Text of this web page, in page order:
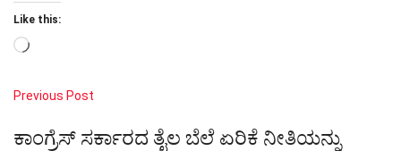
Like this:
Loading…
Previous Post
ಕಾಂಗ್ರೆಸ್ ಸರ್ಕಾರದ ತೈಲ ಬೆಲೆ ಏರಿಕೆ ನೀತಿಯನ್ನು